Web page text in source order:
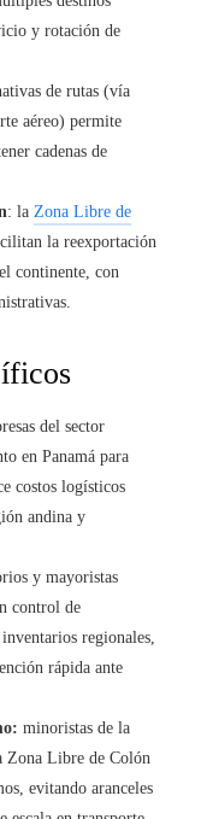
y rotación de
de rutas (vía
aéreo) permite
cadenas de
: la Zona Libre de
la reexportación
continente, con
del sector
en Panamá para
costos logísticos
andina y
y mayoristas
control de
regionales,
rápida ante
minoristas de la
Zona Libre de Colón
evitando aranceles